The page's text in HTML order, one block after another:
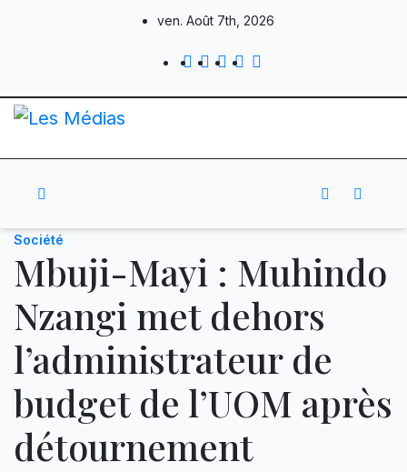
ven. Août 7th, 2026
Société
Mbuji-Mayi : Muhindo
Nzangi met dehors
l’administrateur de
budget de l’UOM après
détournement